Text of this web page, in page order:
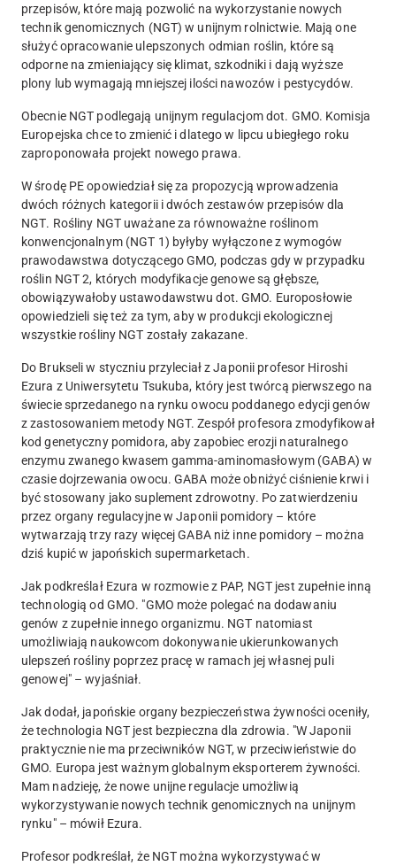
przepisów, które mają pozwolić na wykorzystanie nowych
technik genomicznych (NGT) w unijnym rolnictwie. Mają one
służyć opracowanie ulepszonych odmian roślin, które są
odporne na zmieniający się klimat, szkodniki i dają wyższe
plony lub wymagają mniejszej ilości nawozów i pestycydów.
Obecnie NGT podlegają unijnym regulacjom dot. GMO. Komisja
Europejska chce to zmienić i dlatego w lipcu ubiegłego roku
zaproponowała projekt nowego prawa.
W środę PE opowiedział się za propozycją wprowadzenia
dwóch różnych kategorii i dwóch zestawów przepisów dla
NGT. Rośliny NGT uważane za równoważne roślinom
konwencjonalnym (NGT 1) byłyby wyłączone z wymogów
prawodawstwa dotyczącego GMO, podczas gdy w przypadku
roślin NGT 2, których modyfikacje genowe są głębsze,
obowiązywałoby ustawodawstwu dot. GMO. Europosłowie
opowiedzieli się też za tym, aby w produkcji ekologicznej
wszystkie rośliny NGT zostały zakazane.
Do Brukseli w styczniu przyleciał z Japonii profesor Hiroshi
Ezura z Uniwersytetu Tsukuba, który jest twórcą pierwszego na
świecie sprzedanego na rynku owocu poddanego edycji genów
z zastosowaniem metody NGT. Zespół profesora zmodyfikował
kod genetyczny pomidora, aby zapobiec erozji naturalnego
enzymu zwanego kwasem gamma-aminomasłowym (GABA) w
czasie dojrzewania owocu. GABA może obniżyć ciśnienie krwi i
być stosowany jako suplement zdrowotny. Po zatwierdzeniu
przez organy regulacyjne w Japonii pomidory – które
wytwarzają trzy razy więcej GABA niż inne pomidory – można
dziś kupić w japońskich supermarketach.
Jak podkreślał Ezura w rozmowie z PAP, NGT jest zupełnie inną
technologią od GMO. "GMO może polegać na dodawaniu
genów z zupełnie innego organizmu. NGT natomiast
umożliwiają naukowcom dokonywanie ukierunkowanych
ulepszeń rośliny poprzez pracę w ramach jej własnej puli
genowej" – wyjaśniał.
Jak dodał, japońskie organy bezpieczeństwa żywności oceniły,
że technologia NGT jest bezpieczna dla zdrowia. "W Japonii
praktycznie nie ma przeciwników NGT, w przeciwieństwie do
GMO. Europa jest ważnym globalnym eksporterem żywności.
Mam nadzieję, że nowe unijne regulacje umożliwią
wykorzystywanie nowych technik genomicznych na unijnym
rynku" – mówił Ezura.
Profesor podkreślał, że NGT można wykorzystywać w